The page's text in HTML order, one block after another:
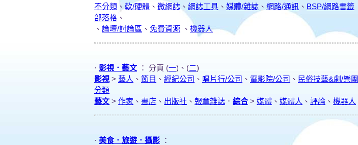
不分類 、 軟/硬體 、 微網誌 、 網誌工具 、 媒體/雜誌 、 網路/通訊 、 BSP/網路書籤
部落格 、
、 論壇/討論區 、 免費資源 、 機器人
· 影視．藝文 ： 分頁 (一)、(二)
影視 > 藝人 、 節目 、 經紀公司 、 唱片行/公司 、 電影院/公司 、 民俗技藝&劇/樂團
分類
藝文 > 作家 、 書店 、 出版社 、 報章雜誌 ． 綜合 > 媒體 、 媒體人 、 評論 、 機器人
· 美食．旅遊．攝影 ：